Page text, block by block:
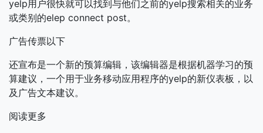
yelp用户很快就可以找到与他们之前的yelp搜索相关的业务
或类别的elep connect post。
广告传票以下
还宣布是一个新的预算编辑，该编辑器是根据机器学习的预
算建议，一个用于业务移动应用程序的yelp的新仪表板，以
及广告文本建议。
阅读更多